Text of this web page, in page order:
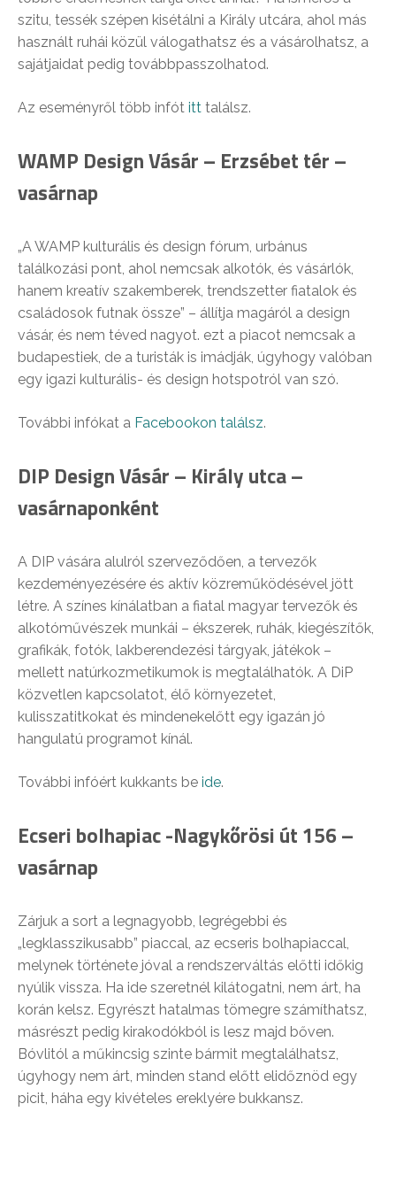
szitu, tessék szépen kisétálni a Király utcára, ahol más
használt ruhái közül válogathatsz és a vásárolhatsz, a
sajátjaidat pedig továbbpasszolhatod.
Az eseményről több infót itt találsz.
WAMP Design Vásár – Erzsébet tér –
vasárnap
„A WAMP kulturális és design fórum, urbánus
találkozási pont, ahol nemcsak alkotók, és vásárlók,
hanem kreatív szakemberek, trendszetter fiatalok és
családosok futnak össze” – állítja magáról a design
vásár, és nem téved nagyot. ezt a piacot nemcsak a
budapestiek, de a turisták is imádják, úgyhogy valóban
egy igazi kulturális- és design hotspotról van szó.
További infókat a Facebookon találsz.
DIP Design Vásár – Király utca –
vasárnaponként
A DIP vására alulról szerveződően, a tervezők
kezdeményezésére és aktív közreműködésével jött
létre. A színes kínálatban a fiatal magyar tervezők és
alkotóművészek munkái – ékszerek, ruhák, kiegészítők,
grafikák, fotók, lakberendezési tárgyak, játékok –
mellett natúrkozmetikumok is megtalálhatók. A DiP
közvetlen kapcsolatot, élő környezetet,
kulisszatitkokat és mindenekelőtt egy igazán jó
hangulatú programot kínál.
További infóért kukkants be ide.
Ecseri bolhapiac -Nagykőrösi út 156 –
vasárnap
Zárjuk a sort a legnagyobb, legrégebbi és
„legklasszikusabb” piaccal, az ecseris bolhapiaccal,
melynek története jóval a rendszerváltás előtti időkig
nyúlik vissza. Ha ide szeretnél kilátogatni, nem árt, ha
korán kelsz. Egyrészt hatalmas tömegre számíthatsz,
másrészt pedig kirakodókból is lesz majd bőven.
Bóvlitól a műkincsig szinte bármit megtalálhatsz,
úgyhogy nem árt, minden stand előtt elidőznöd egy
picit, háha egy kivételes ereklyére bukkansz.